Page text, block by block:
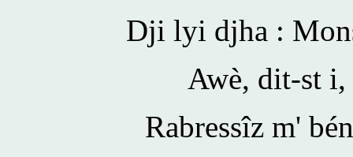
Dji lyi djha :
Awè, dit-st
Rabressîz m'